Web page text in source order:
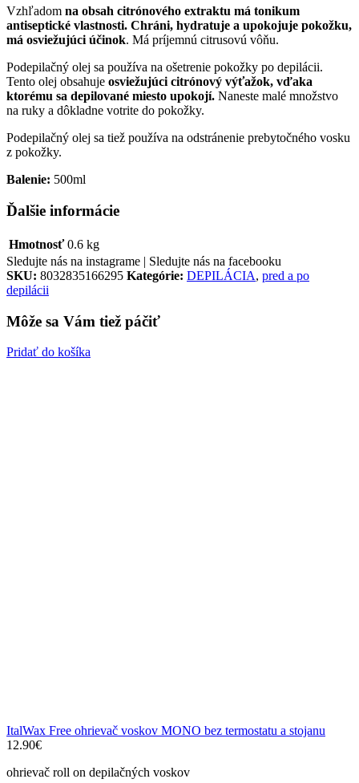
Vzhľadom na obsah citrónového extraktu má tonikum
antiseptické vlastnosti. Chráni, hydratuje a upokojuje pokožku,
má osviežujúci účinok. Má príjemnú citrusovú vôňu.
Podepilačný olej sa používa na ošetrenie pokožky po depilácii.
Tento olej obsahuje osviežujúci citrónový výťažok, vďaka
ktorému sa depilované miesto upokojí. Naneste malé množstvo
na ruky a dôkladne votrite do pokožky.
Podepilačný olej sa tiež používa na odstránenie prebytočného vosku
z pokožky.
Balenie: 500ml
Ďalšie informácie
Hmotnosť 0.6 kg
Sledujte nás na instagrame | Sledujte nás na facebooku
SKU: 8032835166295 Kategórie: DEPILÁCIA, pred a po
depilácii
Môže sa Vám tiež páčiť
Pridať do košíka
ItalWax Free ohrievač voskov MONO bez termostatu a stojanu
12.90€
ohrievač roll on depilačných voskov